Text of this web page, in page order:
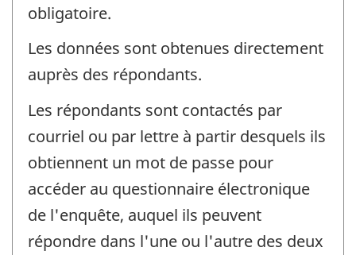
obligatoire.
Les données sont obtenues directement
auprès des répondants.
Les répondants sont contactés par
courriel ou par lettre à partir desquels ils
obtiennent un mot de passe pour
accéder au questionnaire électronique
de l'enquête, auquel ils peuvent
répondre dans l'une ou l'autre des deux